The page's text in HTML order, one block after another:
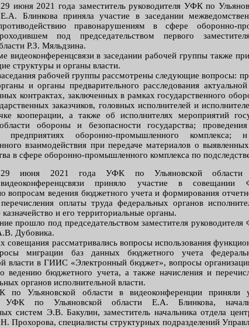
29 июня 2021 года заместитель руководителя УФК по
Е.А. Блинкова приняла участие в заседании
правонарушениям в сфере оборонно-
под председательством первого
Р.З. Мяльдзина.
видеоконференцсвязи в заседании рабочей группы также
структуры и органы власти.
рабочей группы рассмотрены следующие вопросы:
и органы предварительного расследования
контрактах, заключенных в рамках государственного
заказчиков, головных исполнителей и
кооперации, а также об исполнителях мероприятий
обороны и безопасности государства;
оборонно-промышленного комплекса; н
взаимодействия при передаче материалов о
в сфере оборонно-промышленного комплекса по
29 июня 2021 года УФК по Ульяновской области
видеоконференцсвязи приняло участие в совещании
вопросам ведения бюджетного учета и формирования
оплаты труда федеральных органов
и его территориальные органы.
прошло под председательством заместителя руководителя
Дубовика.
совещания рассматривались вопросы использования
миграции баз данных бюджетного учета
власти в ГИИС «Электронный бюджет», вопросы
ведению бюджетного учета, а также начисления и
органов исполнительной власти.
Ульяновской области в видеоконференции приняли
УФК по Ульяновской области Е.А. Блинкова,
систем Э.В. Бакулин, заместитель начальника отдела
Прохорова, специалисты структурных подразделений